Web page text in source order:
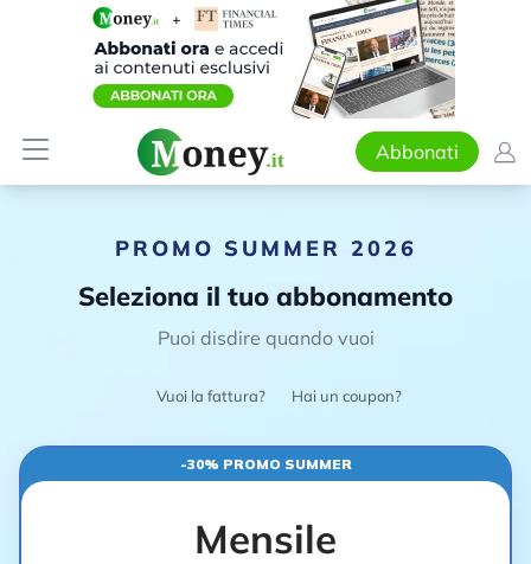
Abbonati
PROMO SUMMER 2026
Seleziona il tuo abbonamento
Puoi disdire quando vuoi
Vuoi la fattura? Hai un coupon?
-30% PROMO SUMMER
Mensile